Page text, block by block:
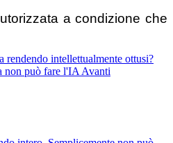
a condizione che
intellettualmente ottusi?
non può fare l'IA Avanti